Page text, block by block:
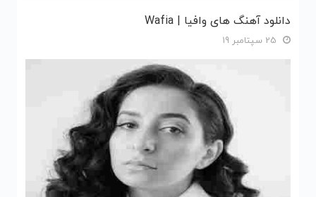
دانلود آهنگ های وافیا | Wafia